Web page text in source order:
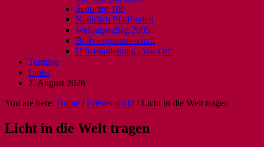
Scouting 100
Natürlich Pfadfinden
Weltjugendtag 2005
Bolivienpartnerschaft
Diözesanleitung „Vor Ort“
Termine
Links
7. August 2026
You are here: Home / Friedenslicht /Licht in die Welt tragen
Licht in die Welt tragen